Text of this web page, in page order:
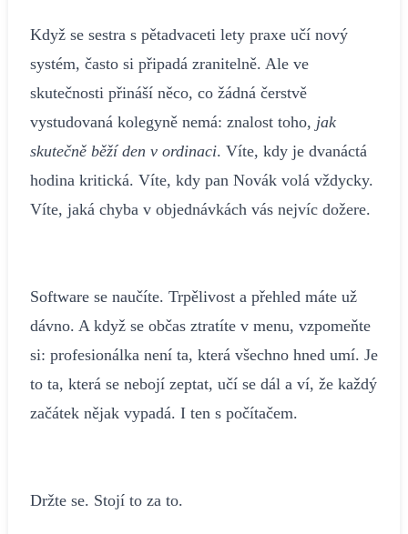
Když se sestra s pětadvaceti lety praxe učí nový
systém, často si připadá zranitelně. Ale ve
skutečnosti přináší něco, co žádná čerstvě
vystudovaná kolegyně nemá: znalost toho, jak
skutečně běží den v ordinaci. Víte, kdy je dvanáctá
hodina kritická. Víte, kdy pan Novák volá vždycky.
Víte, jaká chyba v objednávkách vás nejvíc dožere.
Software se naučíte. Trpělivost a přehled máte už
dávno. A když se občas ztratíte v menu, vzpomeňte
si: profesionálka není ta, která všechno hned umí. Je
to ta, která se nebojí zeptat, učí se dál a ví, že každý
začátek nějak vypadá. I ten s počítačem.
Držte se. Stojí to za to.